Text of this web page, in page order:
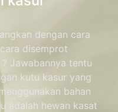
dengan cara
disemprot
? Jawabannya tentu
kutu kasur yang
bahan
adalah hewan kasat